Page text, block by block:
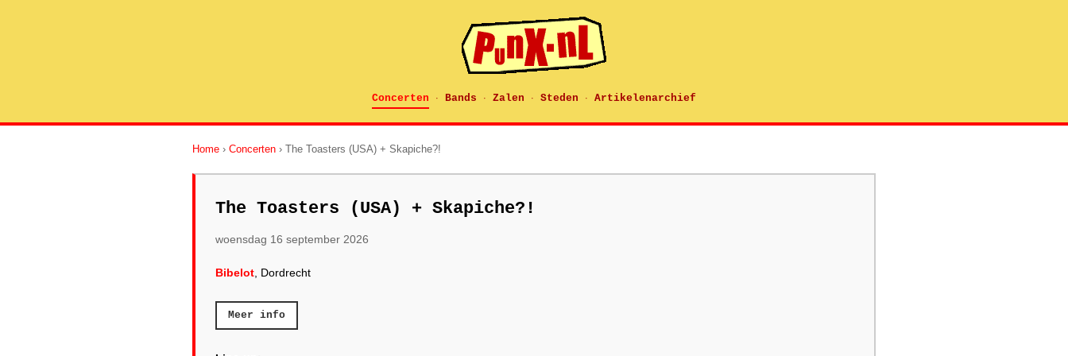
Concerten · Bands · Zalen · Steden · Artikelenarchief
Home › Concerten › The Toasters (USA) + Skapiche?!
The Toasters (USA) + Skapiche?!
woensdag 16 september 2026
Bibelot , Dordrecht
Meer info